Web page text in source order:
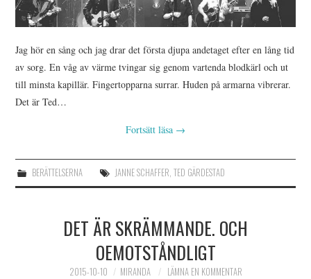
Jag hör en sång och jag drar det första djupa andetaget efter en lång tid
av sorg. En våg av värme tvingar sig genom vartenda blodkärl och ut
till minsta kapillär. Fingertopparna surrar. Huden på armarna vibrerar.
Det är Ted…
Fortsätt läsa →
BERÄTTELSERNA JANNE SCHAFFER, TED GÄRDESTAD
DET ÄR SKRÄMMANDE. OCH
OEMOTSTÅNDLIGT
2015-10-10 MIRANDA LÄMNA EN KOMMENTAR